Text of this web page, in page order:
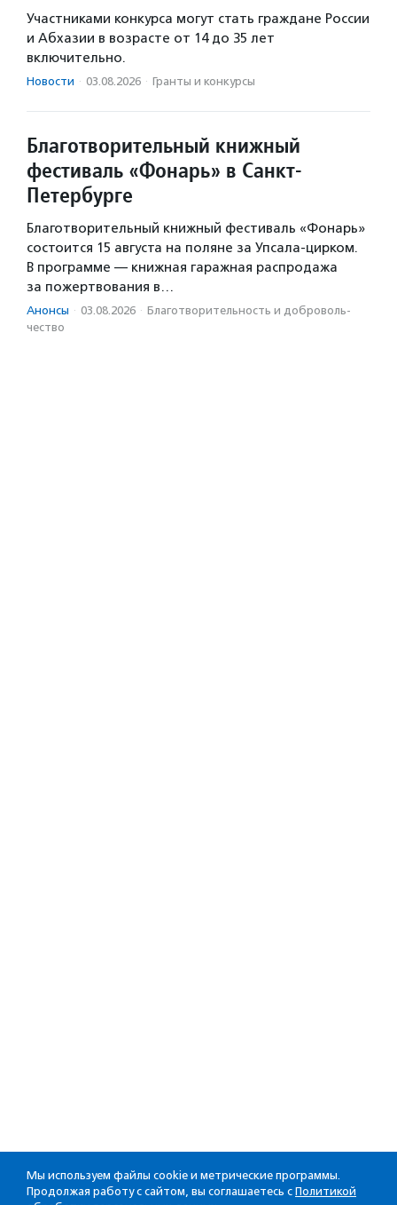
Участниками конкурса могут стать граждане России
и Абхазии в возрасте от 14 до 35 лет
включительно.
Новости · 03.08.2026 · Гранты и конкурсы
Благотворительный книжный
фестиваль «Фонарь» в Санкт-
Петербурге
Благотворительный книжный фестиваль «Фонарь»
состоится 15 августа на поляне за Упсала-цирком.
В программе — книжная гаражная распродажа
за пожертвования в…
Анонсы · 03.08.2026 · Благотвори­тель­ность и доброволь­
чест­во
Мы используем файлы cookie и метрические программы.
Продолжая работу с сайтом, вы соглашаетесь с Политикой